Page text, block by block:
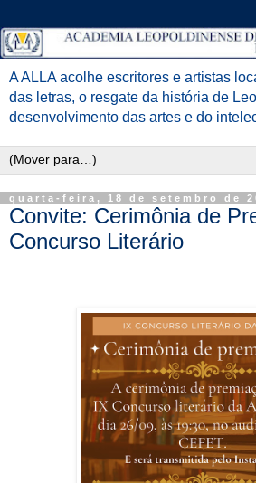
A ALLA acolhe escritores e artistas
das letras, o resgate da história de
desenvolvimento das artes e do
quarta-feira, 18 de setembro de
Convite: Cerimônia de
Concurso Literário